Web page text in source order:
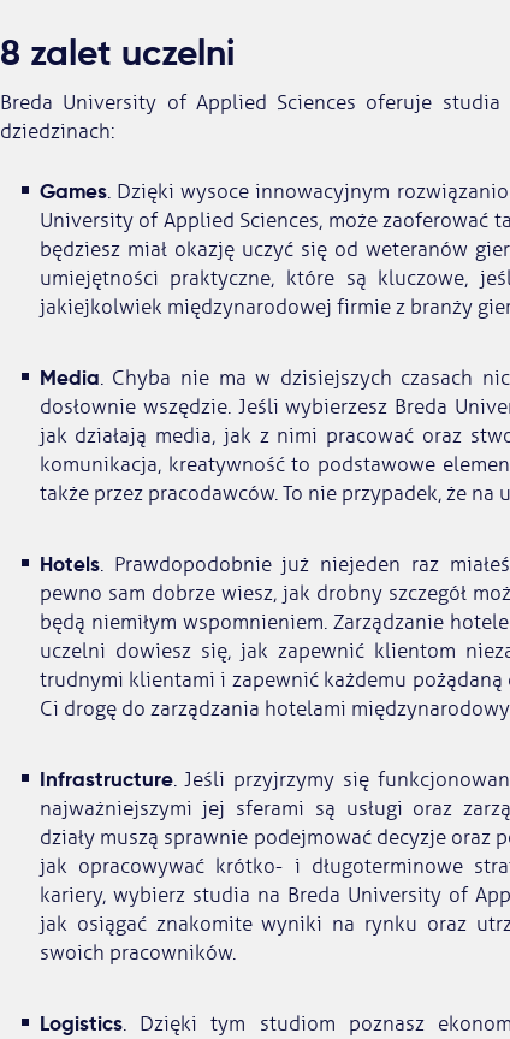
8 zalet uczelni
Breda University of Applied Sciences oferuje
dziedzinach:
Games. Dzięki wysoce innowacyjnym
University of Applied Sciences, może zaoferować
będziesz miał okazję uczyć się od weteranów
umiejętności praktyczne, które są kluczowe,
jakiejkolwiek międzynarodowej firmie z branży
Media. Chyba nie ma w dzisiejszych czasach
dosłownie wszędzie. Jeśli wybierzesz Breda
jak działają media, jak z nimi pracować oraz
komunikacja, kreatywność to podstawowe
także przez pracodawców. To nie przypadek, że
Hotels. Prawdopodobnie już niejeden raz
pewno sam dobrze wiesz, jak drobny szczegół
będą niemiłym wspomnieniem. Zarządzanie
uczelni dowiesz się, jak zapewnić klientom
trudnymi klientami i zapewnić każdemu
Ci drogę do zarządzania hotelami
Infrastructure. Jeśli przyjrzymy się
najważniejszymi jej sferami są usługi oraz
działy muszą sprawnie podejmować decyzje oraz
jak opracowywać krótko- i długoterminowe
kariery, wybierz studia na Breda University of
jak osiągać znakomite wyniki na rynku oraz
swoich pracowników.
Logistics. Dzięki tym studiom poznasz